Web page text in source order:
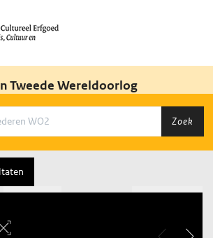
Tweede Wereldoorlog
Zoek